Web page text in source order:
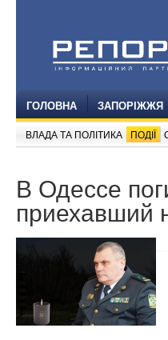
ГОЛОВНА ЗАПОРІЖЖЯ
ВЛАДА ТА ПОЛІТИКА ПОДІЇ
В Одессе
приехавший